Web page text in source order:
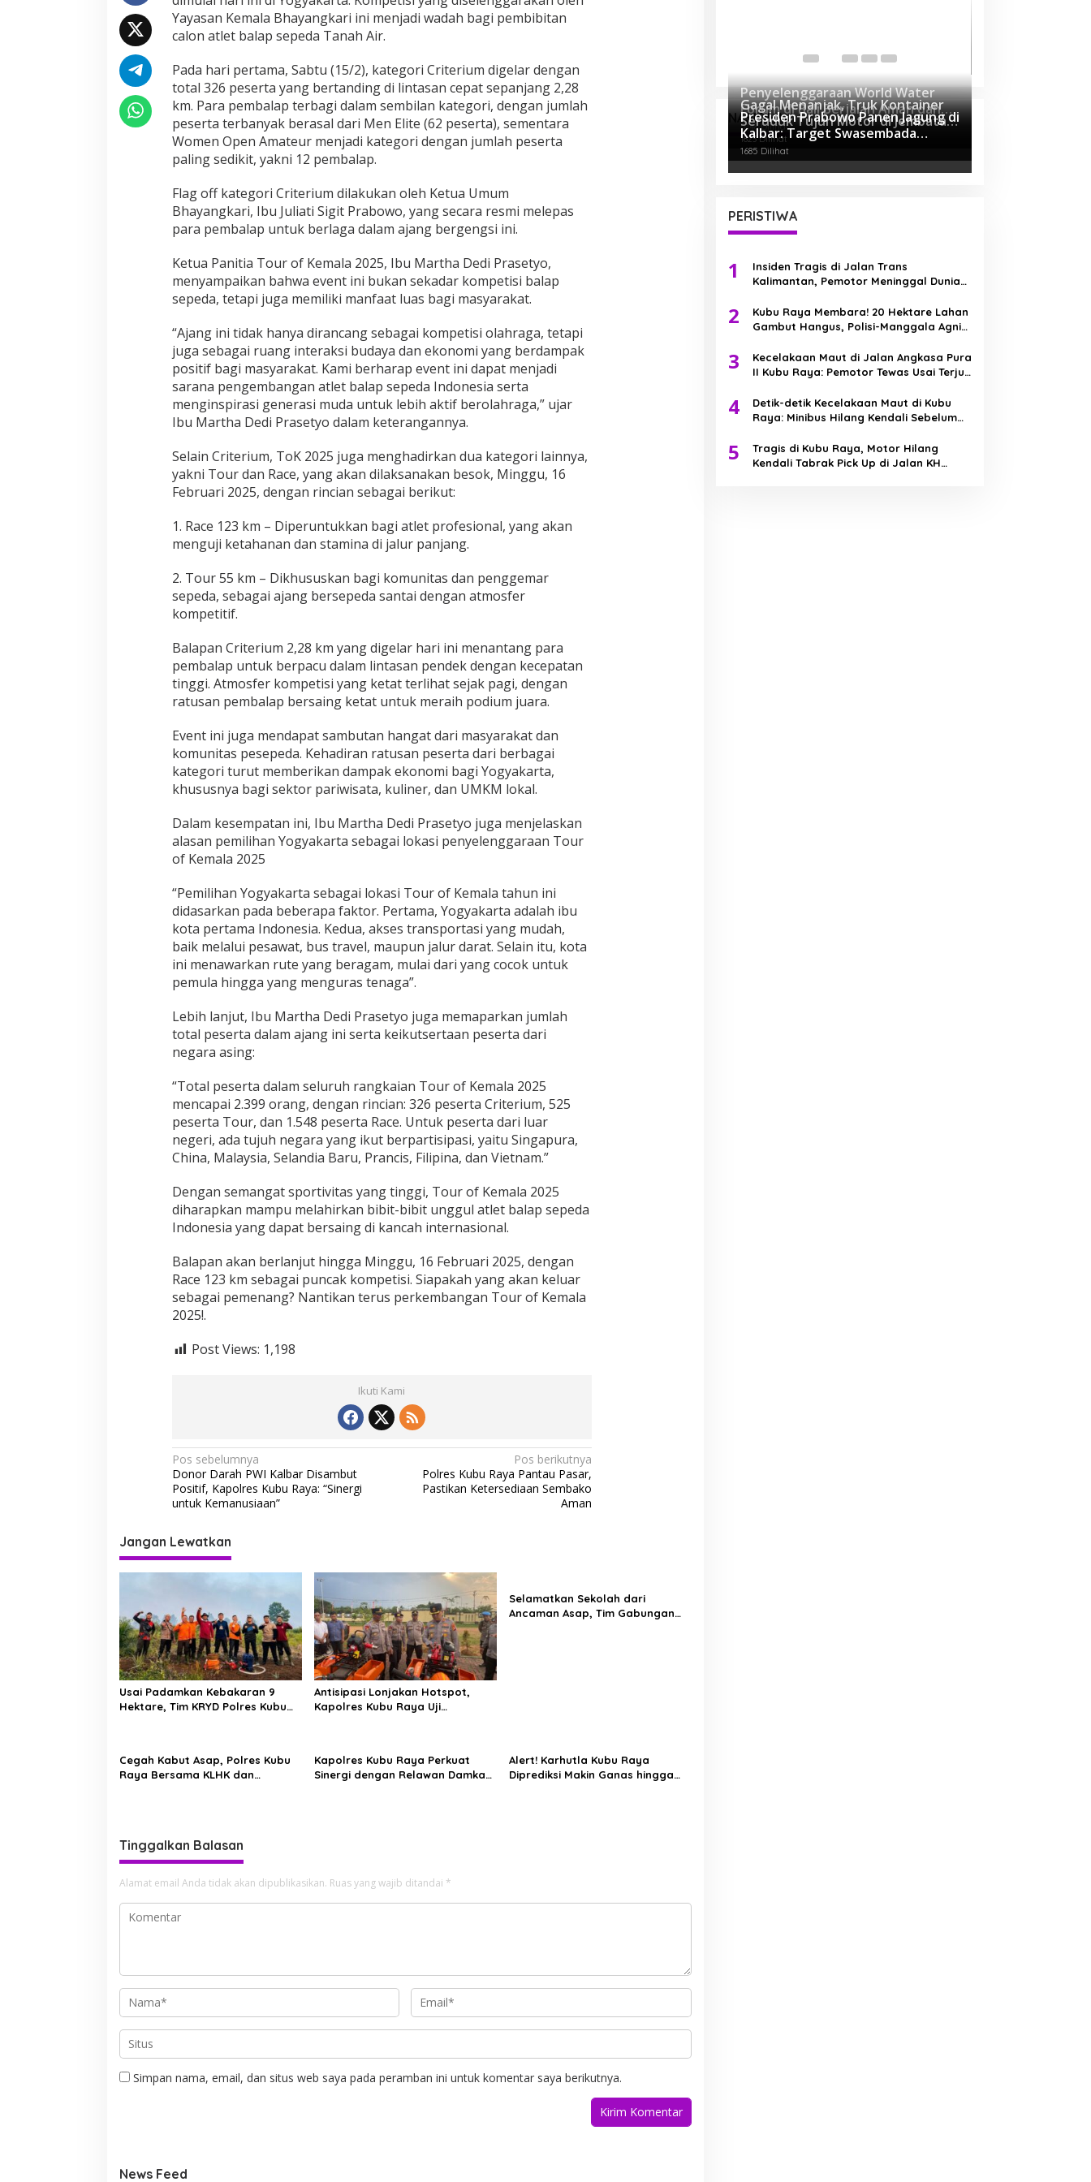
r
t
a
e
r
l
a
g
a
d
i
r
i
t
i
u
m
o
g
y
a
k
a
r
t
Yayasan Kemala Bhayangkari ini menjadi wadah bagi pembibitan
calon atlet balap sepeda Tanah Air.
Pada hari pertama, Sabtu (15/2), kategori Criterium digelar dengan
total 326 peserta yang bertanding di lintasan cepat sepanjang 2,28
km. Para pembalap terbagi dalam sembilan kategori, dengan jumlah
peserta terbanyak berasal dari Men Elite (62 peserta), sementara
Women Open Amateur menjadi kategori dengan jumlah peserta
paling sedikit, yakni 12 pembalap.
Flag off kategori Criterium dilakukan oleh Ketua Umum
Bhayangkari, Ibu Juliati Sigit Prabowo, yang secara resmi melepas
para pembalap untuk berlaga dalam ajang bergengsi ini.
Ketua Panitia Tour of Kemala 2025, Ibu Martha Dedi Prasetyo,
menyampaikan bahwa event ini bukan sekadar kompetisi balap
sepeda, tetapi juga memiliki manfaat luas bagi masyarakat.
“Ajang ini tidak hanya dirancang sebagai kompetisi olahraga, tetapi
juga sebagai ruang interaksi budaya dan ekonomi yang berdampak
positif bagi masyarakat. Kami berharap event ini dapat menjadi
sarana pengembangan atlet balap sepeda Indonesia serta
menginspirasi generasi muda untuk lebih aktif berolahraga,” ujar
Ibu Martha Dedi Prasetyo dalam keterangannya.
Selain Criterium, ToK 2025 juga menghadirkan dua kategori lainnya,
yakni Tour dan Race, yang akan dilaksanakan besok, Minggu, 16
Februari 2025, dengan rincian sebagai berikut:
1. Race 123 km – Diperuntukkan bagi atlet profesional, yang akan
menguji ketahanan dan stamina di jalur panjang.
2. Tour 55 km – Dikhususkan bagi komunitas dan penggemar
sepeda, sebagai ajang bersepeda santai dengan atmosfer
kompetitif.
Balapan Criterium 2,28 km yang digelar hari ini menantang para
pembalap untuk berpacu dalam lintasan pendek dengan kecepatan
tinggi. Atmosfer kompetisi yang ketat terlihat sejak pagi, dengan
ratusan pembalap bersaing ketat untuk meraih podium juara.
Event ini juga mendapat sambutan hangat dari masyarakat dan
komunitas pesepeda. Kehadiran ratusan peserta dari berbagai
kategori turut memberikan dampak ekonomi bagi Yogyakarta,
khususnya bagi sektor pariwisata, kuliner, dan UMKM lokal.
Dalam kesempatan ini, Ibu Martha Dedi Prasetyo juga menjelaskan
alasan pemilihan Yogyakarta sebagai lokasi penyelenggaraan Tour
of Kemala 2025
“Pemilihan Yogyakarta sebagai lokasi Tour of Kemala tahun ini
didasarkan pada beberapa faktor. Pertama, Yogyakarta adalah ibu
kota pertama Indonesia. Kedua, akses transportasi yang mudah,
baik melalui pesawat, bus travel, maupun jalur darat. Selain itu, kota
ini menawarkan rute yang beragam, mulai dari yang cocok untuk
pemula hingga yang menguras tenaga”.
Lebih lanjut, Ibu Martha Dedi Prasetyo juga memaparkan jumlah
total peserta dalam ajang ini serta keikutsertaan peserta dari
negara asing:
“Total peserta dalam seluruh rangkaian Tour of Kemala 2025
mencapai 2.399 orang, dengan rincian: 326 peserta Criterium, 525
peserta Tour, dan 1.548 peserta Race. Untuk peserta dari luar
negeri, ada tujuh negara yang ikut berpartisipasi, yaitu Singapura,
China, Malaysia, Selandia Baru, Prancis, Filipina, dan Vietnam.”
Dengan semangat sportivitas yang tinggi, Tour of Kemala 2025
diharapkan mampu melahirkan bibit-bibit unggul atlet balap sepeda
Indonesia yang dapat bersaing di kancah internasional.
Balapan akan berlanjut hingga Minggu, 16 Februari 2025, dengan
Race 123 km sebagai puncak kompetisi. Siapakah yang akan keluar
sebagai pemenang? Nantikan terus perkembangan Tour of Kemala
2025!.
Post Views: 1,198
Ikuti Kami
N
a
v
i
g
a
i
p
o
s
Pos sebelumnya
Donor Darah PWI Kalbar Disambut
Positif, Kapolres Kubu Raya: “Sinergi
untuk Kemanusiaan”
Pos berikutnya
Polres Kubu Raya Pantau Pasar,
Pastikan Ketersediaan Sembako
Aman
Jangan Lewatkan
Usai Padamkan Kebakaran 9
Hektare, Tim KRYD Polres Kubu
Antisipasi Lonjakan Hotspot,
Kapolres Kubu Raya Uji
Selamatkan Sekolah dari
Ancaman Asap, Tim Gabungan
Cegah Kabut Asap, Polres Kubu
Raya Bersama KLHK dan
Kapolres Kubu Raya Perkuat
Sinergi dengan Relawan Damkar
Alert! Karhutla Kubu Raya
Diprediksi Makin Ganas hingga
Tinggalkan Balasan
Alamat email Anda tidak akan dipublikasikan. Ruas yang wajib ditandai *
Simpan nama, email, dan situs web saya pada peramban ini untuk komentar saya berikutnya.
News Feed
NASIONAL
Penyelenggaraan World Water
Forum di Bali Berjalan Aman dan
Sukses, Polri Ucapkan Terima
Kasih
5148 Dilihat
Gagal Menanjak, Truk Kontainer
Seruduk Tujuh Motor di Jembatan
Kapuas II
1823 Dilihat
Presiden Prabowo Panen Jagung di
Kalbar: Target Swasembada
Pangan Dimulai dari Sini!
1685 Dilihat
PERISTIWA
1
Insiden Tragis di Jalan Trans
Kalimantan, Pemotor Meninggal Dunia
2
Kubu Raya Membara! 20 Hektare Lahan
Gambut Hangus, Polisi-Manggala Agni
3
Kecelakaan Maut di Jalan Angkasa Pura
II Kubu Raya: Pemotor Tewas Usai Terjun
4
Detik-detik Kecelakaan Maut di Kubu
Raya: Minibus Hilang Kendali Sebelum
5
Tragis di Kubu Raya, Motor Hilang
Kendali Tabrak Pick Up di Jalan KH